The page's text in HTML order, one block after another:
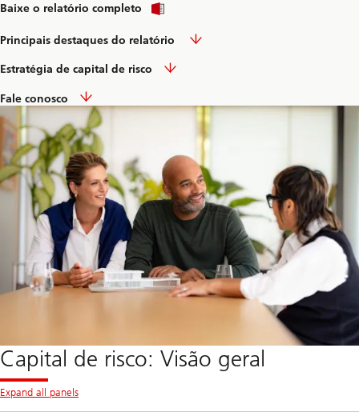
Baixe o relatório completo
Principais destaques do relatório
Estratégia de capital de risco
Fale conosco
Capital de risco: Visão geral
Expand all panels